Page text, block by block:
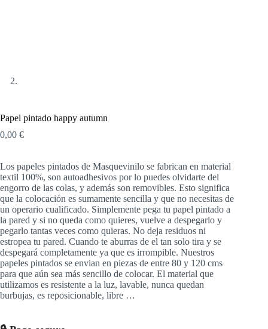
Papel pintado happy autumn
0,00 €
Los papeles pintados de Masquevinilo se fabrican en material
textil 100%, son autoadhesivos por lo puedes olvidarte del
engorro de las colas, y además son removibles. Esto significa
que la colocación es sumamente sencilla y que no necesitas de
un operario cualificado. Simplemente pega tu papel pintado a
la pared y si no queda como quieres, vuelve a despegarlo y
pegarlo tantas veces como quieras. No deja residuos ni
estropea tu pared. Cuando te aburras de el tan solo tira y se
despegará completamente ya que es irrompible. Nuestros
papeles pintados se envian en piezas de entre 80 y 120 cms
para que aún sea más sencillo de colocar. El material que
utilizamos es resistente a la luz, lavable, nunca quedan
burbujas, es reposicionable, libre …